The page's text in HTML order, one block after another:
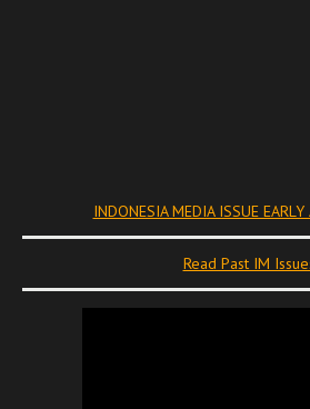
INDONESIA MEDIA ISSUE
Read Past IM